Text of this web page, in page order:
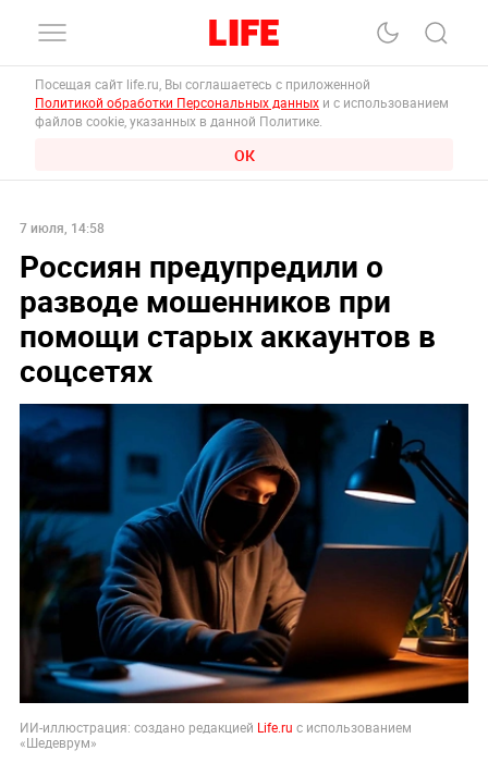
Посещая сайт life.ru, Вы соглашаетесь с приложенной
Политикой обработки Персональных данных и с использованием
файлов cookie, указанных в данной Политике.
ОК
7 июля, 14:58
Россиян предупредили о
разводе мошенников при
помощи старых аккаунтов в
соцсетях
ИИ-иллюстрация: создано редакцией Life.ru с использованием
«Шедеврум»